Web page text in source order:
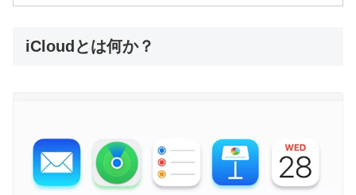
iCloudとは何か？